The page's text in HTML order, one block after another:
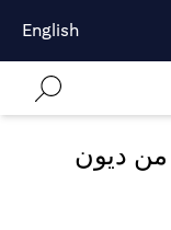
English
ديون